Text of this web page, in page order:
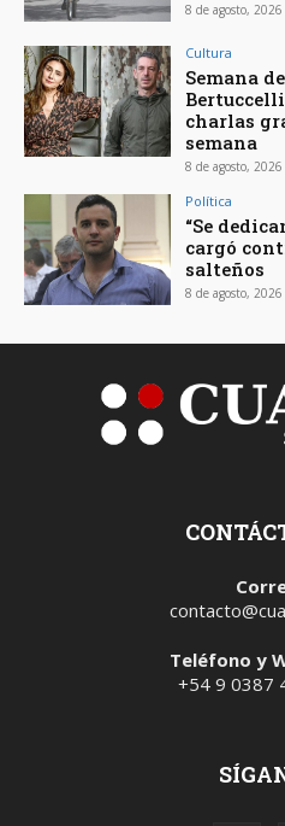
8 de agosto, 2026
Cultura
Semana
charlas
semana
8 de agosto, 2026
Política
“Se
cargó
salteños
8 de agosto, 2026
Teléfono y
+54 9 0387